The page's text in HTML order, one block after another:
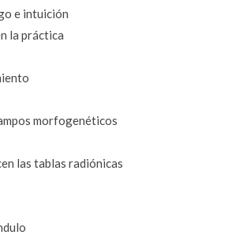
e intuición
la práctica
morfogenéticos
las tablas radiónicas